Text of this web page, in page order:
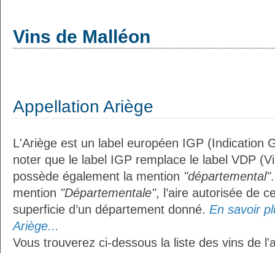
Vins de Malléon
Appellation Ariège
L'Ariège est un label européen IGP (Indication
noter que le label IGP remplace le label VDP
possède également la mention "départemental"
mention "Départementale", l’aire autorisée de
superficie d’un département donné. En savoir
Ariège...
Vous trouverez ci-dessous la liste des vins de